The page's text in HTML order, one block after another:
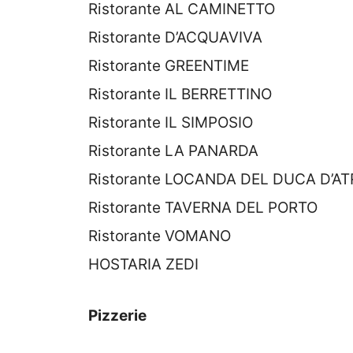
Ristorante AL CAMINETTO
Ristorante D’ACQUAVIVA
Ristorante GREENTIME
Ristorante IL BERRETTINO
Ristorante IL SIMPOSIO
Ristorante LA PANARDA
Ristorante LOCANDA DEL DUCA
Ristorante TAVERNA DEL PORTO
Ristorante VOMANO
HOSTARIA ZEDI
Pizzerie